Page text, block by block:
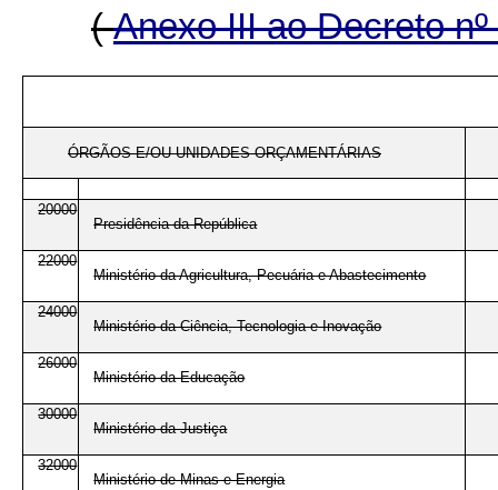
(Anexo III ao Decreto
ÓRGÃOS E/OU UNIDADES ORÇAMENTÁRIAS
20000
Presidência da República
22000
Ministério da Agricultura, Pecuária e Abastecimento
24000
Ministério da Ciência, Tecnologia e Inovação
26000
Ministério da Educação
30000
Ministério da Justiça
32000
Ministério de Minas e Energia